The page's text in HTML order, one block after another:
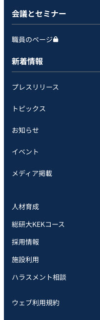
会議とセミナー
職員のページ
新着情報
プレスリリース
トピックス
お知らせ
イベント
メディア掲載
人材育成
総研大KEKコース
採用情報
施設利用
ハラスメント相談
ウェブ利用規約